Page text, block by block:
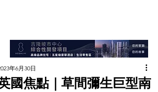
國焦點｜草間彌生巨型南
年6月30日